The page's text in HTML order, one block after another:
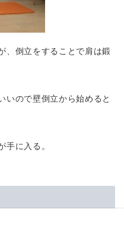
、倒立をすることで肩は鍛
いので壁倒立から始めると
手に入る。